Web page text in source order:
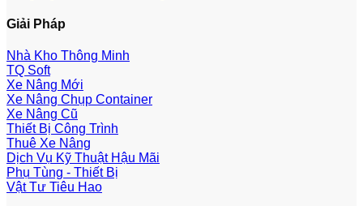
Giải Pháp
Nhà Kho Thông Minh
TQ Soft
Xe Nâng Mới
Xe Nâng Chụp Container
Xe Nâng Cũ
Thiết Bị Công Trình
Thuê Xe Nâng
Dịch Vụ Kỹ Thuật Hậu Mãi
Phụ Tùng - Thiết Bị
Vật Tư Tiêu Hao